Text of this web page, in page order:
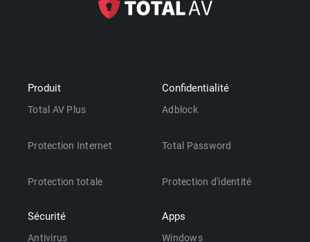
Produit
Total AV Plus
Protection Internet
Protection totale
Sécurité
Antivirus
Confidentialité
Adblock
Total Password
Protection d'identité
Apps
Windows